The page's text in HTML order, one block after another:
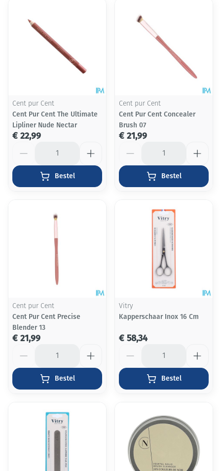
Cent pur Cent
Cent Pur Cent The Ultimate
Lipliner Nude Nectar
€ 22,99
Bestel
Cent pur Cent
Cent Pur Cent Concealer
Brush 07
€ 21,99
Bestel
Cent pur Cent
Cent Pur Cent Precise
Blender 13
€ 21,99
Bestel
Vitry
Kapperschaar Inox 16 Cm
€ 58,34
Bestel